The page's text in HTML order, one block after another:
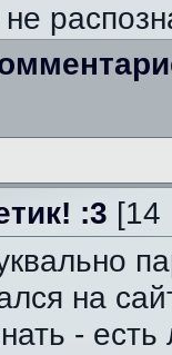
:3 [14
на
- есть